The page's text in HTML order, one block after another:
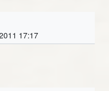
17:17